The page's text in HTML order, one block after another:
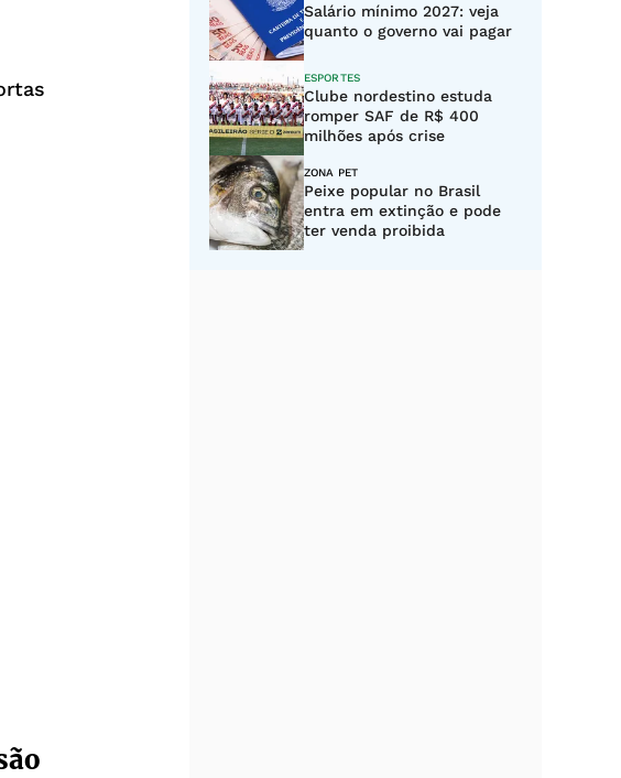
Salário mínimo 2027: veja
quanto o governo vai pagar
ESPORTES
Clube nordestino estuda
romper SAF de R$ 400
milhões após crise
ZONA PET
Peixe popular no Brasil
entra em extinção e pode
ter venda proibida